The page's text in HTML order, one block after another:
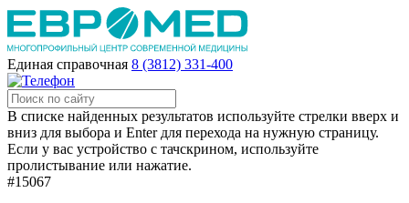
Единая справочная 8 (3812) 331-400
В списке найденных результатов используйте стрелки вверх и
вниз для выбора и Enter для перехода на нужную страницу.
Если у вас устройство с тачскрином, используйте
пролистывание или нажатие.
#15067